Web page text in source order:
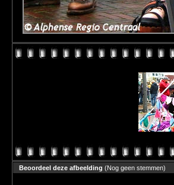
Beoordeel deze afbeelding (Nog geen stemmen)